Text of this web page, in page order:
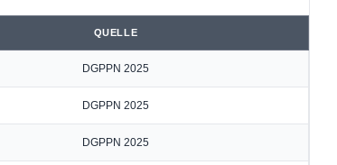
QUELLE
DGPPN 2025
DGPPN 2025
DGPPN 2025